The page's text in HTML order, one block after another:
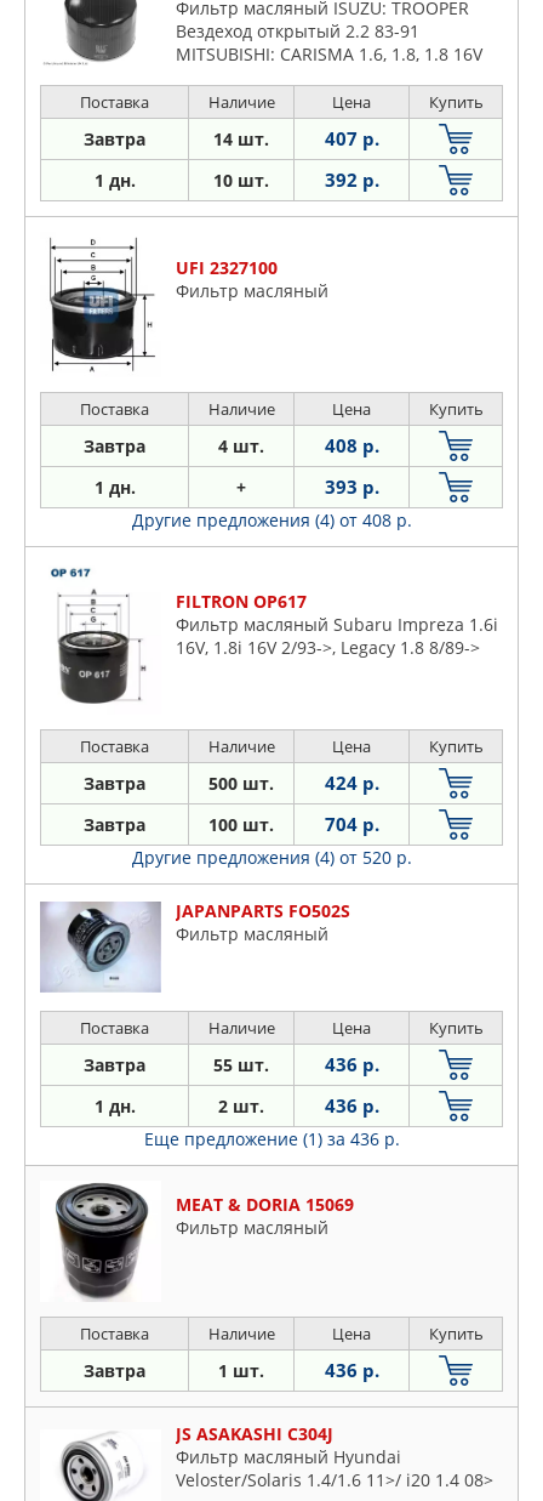
Фильтр масляный ISUZU: TROOPER
Вездеход открытый 2.2 83-91
MITSUBISHI: CARISMA 1.6, 1.8, 1.8 16V
COLT CZC кабрио 1.5
Поставка Наличие Цена Купить
Завтра 14 шт. 407 р.
1 дн. 10 шт. 392 р.
UFI 2327100
Фильтр масляный
Поставка Наличие Цена Купить
Завтра 4 шт. 408 р.
1 дн. + 393 р.
Другие предложения (4) от 408 р.
FILTRON OP617
Фильтр масляный Subaru Impreza 1.6i
16V, 1.8i 16V 2/93->, Legacy 1.8 8/89->
Поставка Наличие Цена Купить
Завтра 500 шт. 424 р.
Завтра 100 шт. 704 р.
Другие предложения (4) от 520 р.
JAPANPARTS FO502S
Фильтр масляный
Поставка Наличие Цена Купить
Завтра 55 шт. 436 р.
1 дн. 2 шт. 436 р.
Еще предложение (1) за 436 р.
MEAT & DORIA 15069
Фильтр масляный
Поставка Наличие Цена Купить
Завтра 1 шт. 436 р.
JS ASAKASHI C304J
Фильтр масляный Hyundai
Veloster/Solaris 1.4/1.6 11>/ i20 1.4 08>